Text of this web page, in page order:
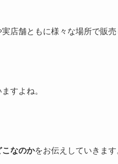
店舗ともに様々な場所で販売
すよね。
こなのかをお伝えしていきます